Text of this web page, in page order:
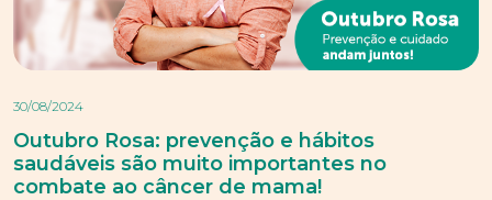
30/08/2024
Outubro Rosa: prevenção e hábitos
saudáveis são muito importantes no
combate ao câncer de mama!